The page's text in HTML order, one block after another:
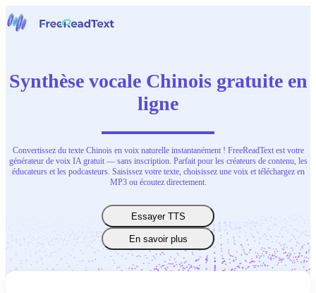
Outils
Français
Synthèse vocale Chinois gratuite en
ligne
Convertissez du texte Chinois en voix naturelle instantanément ! FreeReadText est votre
générateur de voix IA gratuit — sans inscription. Parfait pour les créateurs de contenu, les
éducateurs et les podcasteurs. Saisissez votre texte, choisissez une voix et téléchargez en
MP3 ou écoutez directement.
Essayer TTS
En savoir plus